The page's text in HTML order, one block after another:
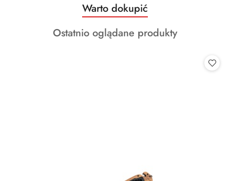
Pomiń karuzelę produktów
Produkty
o
statusie:
Warto dokupić
Produkty
Ostatnio oglądane produkty